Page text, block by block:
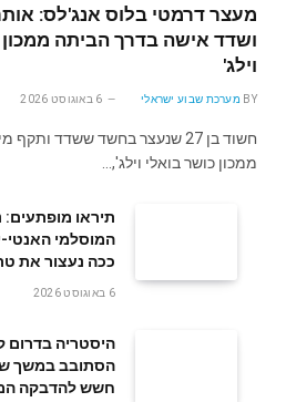
מעצר דרמטי בלוס אנג'לס:
ושדד אישה בדרך הביתה ממכון
וילג'
BY מערכת שבוע ישראלי 6 באוגוסט 2026
חשוד בן 27 שנעצר בחשד ששדד
ממכון כושר בואלי וילג',…
תיראו
המוסלמי האנטי-
ככה נעצור את
6 באוגוסט 2026
היסטריה בדרום
הסתובב במשך
חשש להדבקה